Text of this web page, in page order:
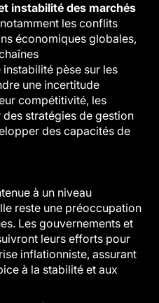
instabilité des marchés
les conflits
économiques globales,
pèse sur les
une incertitude
compétitivité, les
stratégies de gestion
des capacités de
à un niveau
reste une préoccupation
Les gouvernements et
leurs efforts pour
inflationniste, assurant
à la stabilité et aux